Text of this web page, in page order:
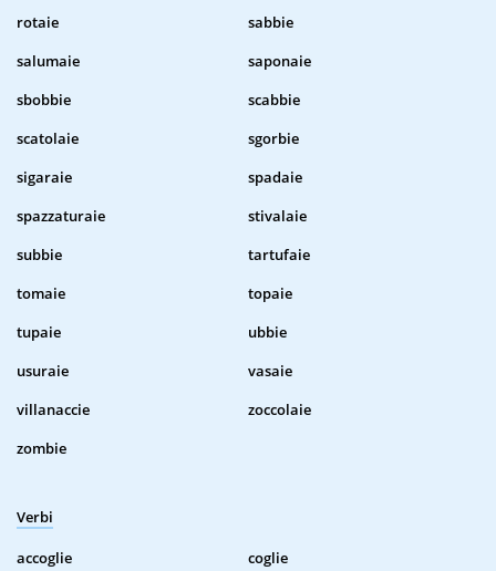
rotaie
sabbie
salumaie
saponaie
sbobbie
scabbie
scatolaie
sgorbie
sigaraie
spadaie
spazzaturaie
stivalaie
subbie
tartufaie
tomaie
topaie
tupaie
ubbie
usuraie
vasaie
villanaccie
zoccolaie
zombie
Verbi
accoglie coglie